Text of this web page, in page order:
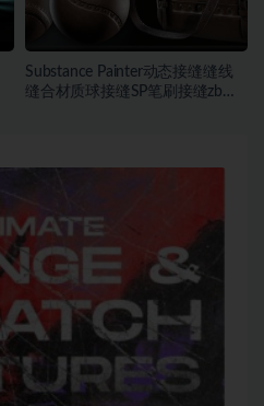
Substance Painter动态接缝缝线
缝合材质球接缝SP笔刷接缝zb笔